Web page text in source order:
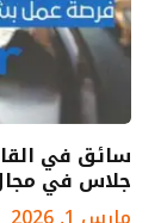
سائق في
جلاس في